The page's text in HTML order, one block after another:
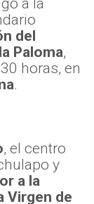
a la
del
Paloma,
horas, en
.
, el centro
y
a la
Virgen de